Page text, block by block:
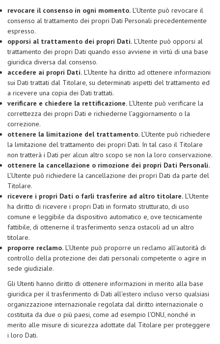
revocare il consenso in ogni momento. L’Utente può revocare il
consenso al trattamento dei propri Dati Personali precedentemente
espresso.
opporsi al trattamento dei propri Dati. L’Utente può opporsi al
trattamento dei propri Dati quando esso avviene in virtù di una base
giuridica diversa dal consenso.
accedere ai propri Dati. L’Utente ha diritto ad ottenere informazioni
sui Dati trattati dal Titolare, su determinati aspetti del trattamento ed
a ricevere una copia dei Dati trattati.
verificare e chiedere la rettificazione. L’Utente può verificare la
correttezza dei propri Dati e richiederne l’aggiornamento o la
correzione.
ottenere la limitazione del trattamento. L’Utente può richiedere
la limitazione del trattamento dei propri Dati. In tal caso il Titolare
non tratterà i Dati per alcun altro scopo se non la loro conservazione.
ottenere la cancellazione o rimozione dei propri Dati Personali.
L’Utente può richiedere la cancellazione dei propri Dati da parte del
Titolare.
ricevere i propri Dati o farli trasferire ad altro titolare. L’Utente
ha diritto di ricevere i propri Dati in formato strutturato, di uso
comune e leggibile da dispositivo automatico e, ove tecnicamente
fattibile, di ottenerne il trasferimento senza ostacoli ad un altro
titolare.
proporre reclamo. L’Utente può proporre un reclamo all’autorità di
controllo della protezione dei dati personali competente o agire in
sede giudiziale.
Gli Utenti hanno diritto di ottenere informazioni in merito alla base
giuridica per il trasferimento di Dati all'estero incluso verso qualsiasi
organizzazione internazionale regolata dal diritto internazionale o
costituita da due o più paesi, come ad esempio l’ONU, nonché in
merito alle misure di sicurezza adottate dal Titolare per proteggere
i loro Dati.